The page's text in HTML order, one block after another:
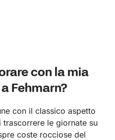
con la mia
Fehmarn?
con il classico aspetto
le giornate su
coste rocciose del